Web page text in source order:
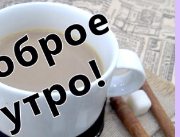
Загрузка картинки...